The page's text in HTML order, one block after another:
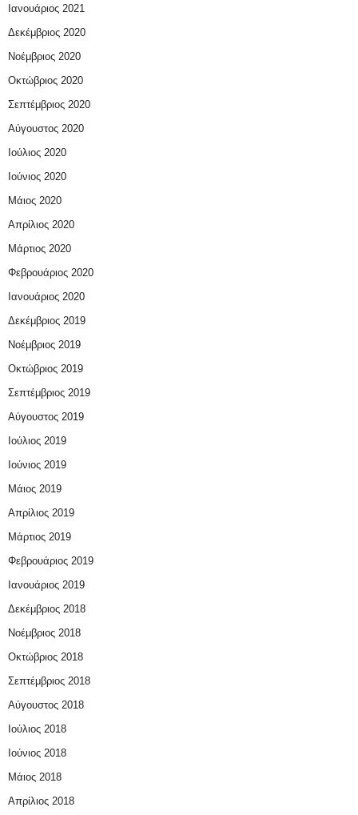
Ιανουάριος 2021
Δεκέμβριος 2020
Νοέμβριος 2020
Οκτώβριος 2020
Σεπτέμβριος 2020
Αύγουστος 2020
Ιούλιος 2020
Ιούνιος 2020
Μάιος 2020
Απρίλιος 2020
Μάρτιος 2020
Φεβρουάριος 2020
Ιανουάριος 2020
Δεκέμβριος 2019
Νοέμβριος 2019
Οκτώβριος 2019
Σεπτέμβριος 2019
Αύγουστος 2019
Ιούλιος 2019
Ιούνιος 2019
Μάιος 2019
Απρίλιος 2019
Μάρτιος 2019
Φεβρουάριος 2019
Ιανουάριος 2019
Δεκέμβριος 2018
Νοέμβριος 2018
Οκτώβριος 2018
Σεπτέμβριος 2018
Αύγουστος 2018
Ιούλιος 2018
Ιούνιος 2018
Μάιος 2018
Απρίλιος 2018